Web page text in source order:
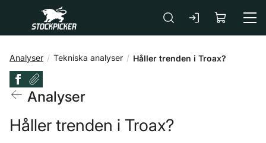
Gå till huvudinnehåll
Analyser Tekniska analyser Håller trenden i Troax?
Analyser
Håller trenden i Troax?